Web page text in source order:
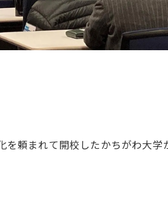
頼まれて開校したかちがわ大学